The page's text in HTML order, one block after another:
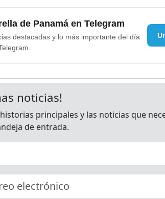
de Panamá en Telegram
destacadas y lo más importante del día